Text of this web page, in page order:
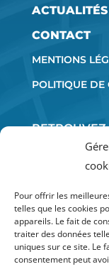
Pour offrir les
telles que les cookies
appareils. Le fait de
traiter des données
uniques sur ce site. Le
consentement peut
ACTUALITÉS
CONTACT
MENTIONS
POLITIQUE DE
SUR LES
06 52
DEMANDER